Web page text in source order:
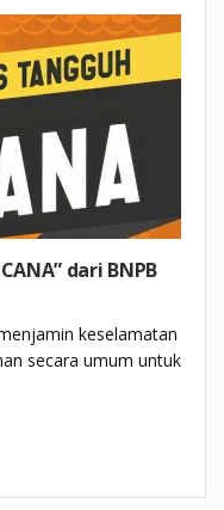
dari BNPB
keselamatan
secara umum untuk